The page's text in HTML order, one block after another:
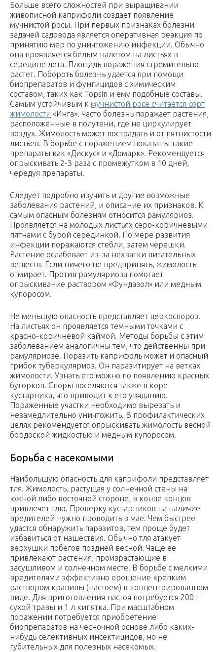
Больше всего сложностей при выращивании
живописной каприфоли создает появление
мучнистой росы. При первых признаках болезни
задачей садовода является оперативная реакция по
принятию мер по уничтожению инфекции. Обычно
она проявляется белым налетом на листьях в
середине лета. Площадь поражения стремительно
растет. Побороть болезнь удается при помощи
биопрепаратов и фунгицидов с химическим
составом, таких как Topsin и ему подобные составы.
Самым устойчивым к мучнистой росе считается сорт
жимолости «Инга». Часто болезнь поражает растения,
расположенные в полутени, где не циркулирует
воздух. Жимолость может пострадать и от пятнистости
листьев. В борьбе с поражением показаны такие
препараты как «Дискус» и «Домарк». Рекомендуется
опрыскивать 2-3 раза с промежутком в 10 дней,
чередуя препараты.
Следует подробно изучить и другие возможные
заболевания растений, и описание их признаков. К
самым опасным болезням относится рамуляриоз.
Проявляется на молодых листьях серо-коричневыми
пятнами с бурой серединкой. По мере развития
инфекции поражаются стебли, затем черешки.
Растение ослабевает из-за нехватки питательных
веществ. Если ничего не предпринять, жимолость
отмирает. Против рамуляриоза помогает
опрыскивание раствором «Фундазол» или медным
купоросом.
Не меньшую опасность представляет церкоспороз.
На листьях он проявляется темными точками с
красно-коричневой каймой. Методы борьбы с этим
заболеванием аналогичны тем, что действенны при
рамуляриозе. Поразить каприфоль может и опасный
грибок туберкуляриоз. Он паразитирует на ветках
жимолости. Узнать его можно по появлению красных
бугорков. Споры поселяются также в коре
кустарника, что приводит к его увяданию.
Пораженные участки необходимо вырезать и
незамедлительно уничтожить. В профилактических
целях рекомендуется опрыскивать жимолость весной
бордоской жидкостью и медным купоросом.
Борьба с насекомыми
Наибольшую опасность для каприфоли представляет
тля. Жимолость, растущая у солнечной стены на
южной либо восточной стороне, в конце концов
привлечет тлю. Проверку кустарников на наличие
вредителей нужно проводить в мае. Чем быстрее
удастся обнаружить паразитов, тем проще будет
избавиться от нашествия. Обычно тля атакует
верхушки побегов поздней весной. Чаще ее
привлекают растения, произрастающие в
засушливом и солнечном месте. В борьбе с мелкими
вредителями эффективно орошение крепким
раствором крапивы (настоем) в концентрированном
виде. Для приготовления настоя потребуется 200 г
сухой травы и 1 л кипятка. При масштабном
поражении потребуется приобретение
биопрепаратов на чесночной основе либо каких-
нибудь селективных инсектицидов, но не
губительных для полезных насекомых.